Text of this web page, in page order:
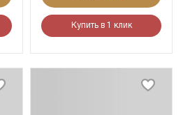
Купить в 1 клик